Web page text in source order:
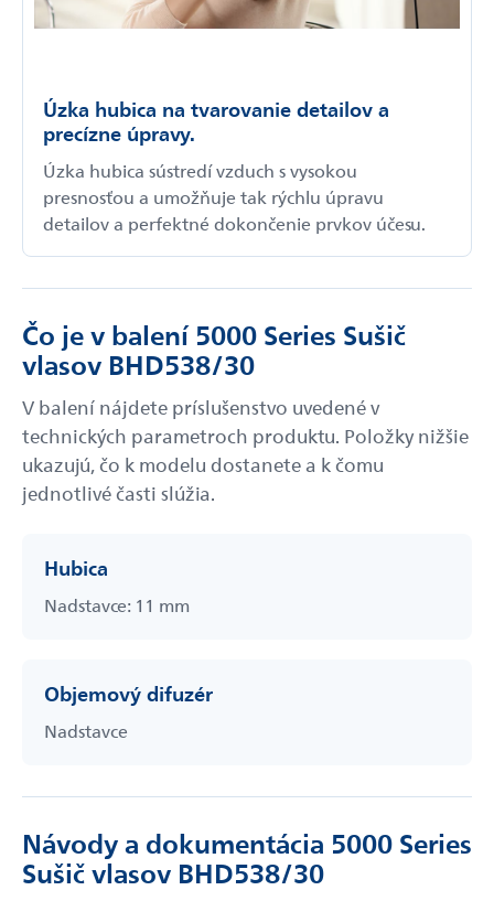
Úzka hubica na tvarovanie detailov a
precízne úpravy.
Úzka hubica sústredí vzduch s vysokou
presnosťou a umožňuje tak rýchlu úpravu
detailov a perfektné dokončenie prvkov účesu.
Čo je v balení 5000 Series Sušič
vlasov BHD538/30
V balení nájdete príslušenstvo uvedené v
technických parametroch produktu. Položky nižšie
ukazujú, čo k modelu dostanete a k čomu
jednotlivé časti slúžia.
Hubica
Nadstavce: 11 mm
Objemový difuzér
Nadstavce
Návody a dokumentácia 5000 Series
Sušič vlasov BHD538/30